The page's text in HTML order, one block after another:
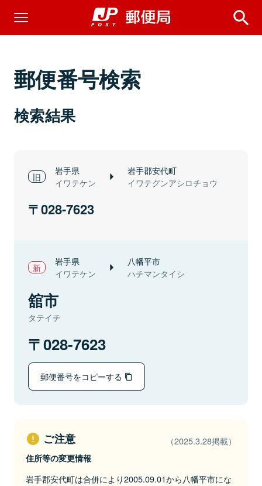
郵便番号検索
検索結果
岩手県
イワテケン
岩手郡安代町
イワテグンアシロチョウ
028-7623
岩手県
イワテケン
八幡平市
ハチマンタイシ
舘市
タテイチ
028-7623
郵便番号をコピーする
ご注意 （2025.3.28掲載）
住所等の変更情報
岩手郡安代町は合併により2005.09.01から八幡平市にな